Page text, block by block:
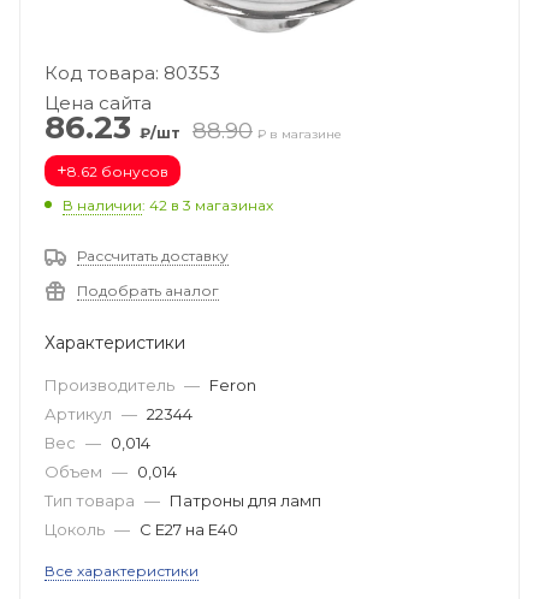
Код товара: 80353
Цена сайта
86.23 ₽/шт 88.90 ₽ в магазине
+8.62 бонусов
В наличии: 42 в 3 магазинах
Рассчитать доставку
Подобрать аналог
Характеристики
Производитель — Feron
Артикул — 22344
Вес — 0,014
Объем — 0,014
Тип товара — Патроны для ламп
Цоколь — С Е27 на Е40
Все характеристики